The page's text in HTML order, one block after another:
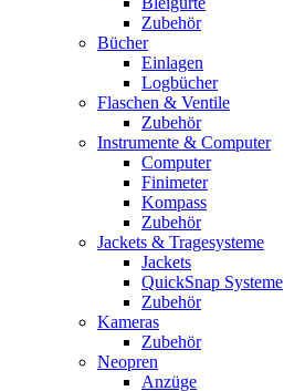
Zubehör
Bücher
Einlagen
Logbücher
Flaschen & Ventile
Zubehör
Instrumente & Computer
Computer
Finimeter
Kompass
Zubehör
Jackets & Tragesysteme
Jackets
QuickSnap Systeme
Zubehör
Kameras
Zubehör
Neopren
Anzüge